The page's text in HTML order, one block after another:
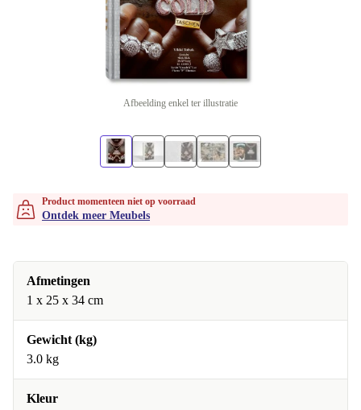
Afbeelding enkel ter illustratie
Product momenteen niet op voorraad
Ontdek meer Meubels
Afmetingen
1 x 25 x 34 cm
Gewicht (kg)
3.0 kg
Kleur